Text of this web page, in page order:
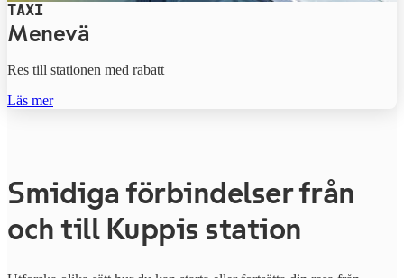
TAXI
Menevä
Res till stationen med rabatt
Läs mer
Smidiga förbindelser från
och till Kuppis station